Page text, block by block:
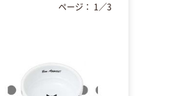
ページ： 1 ／3